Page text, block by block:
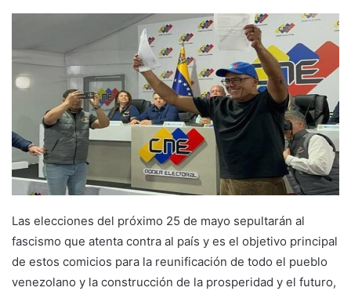
Las elecciones del próximo 25 de mayo sepultarán al
fascismo que atenta contra al país y es el objetivo principal
de estos comicios para la reunificación de todo el pueblo
venezolano y la construcción de la prosperidad y el futuro,